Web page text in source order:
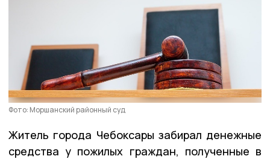
Фото: Моршанский районный суд
Житель города Чебоксары забирал денежные
средства у пожилых граждан, полученные в